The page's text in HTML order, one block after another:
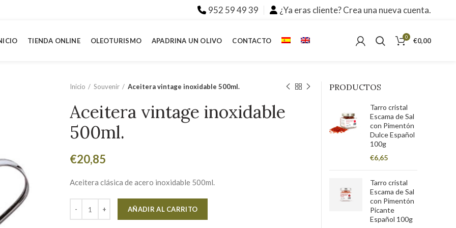
952 59 49 39 ¿Ya eras cliente? Crea una nueva cuenta.
TIENDA ONLINE OLEOTURISMO APADRINA UN OLIVO CONTACTO 0 €0,00
Inicio Souvenir Aceitera vintage inoxidable 500ml.
Aceitera vintage inoxidable
500ml.
€20,85
Aceitera clásica de acero inoxidable 500ml.
AÑADIR AL CARRITO
PRODUCTOS
Tarro cristal
Escama de Sal
con Pimentón
Dulce Español
100g
€6,65
Tarro cristal
Escama de Sal
con Pimentón
Picante
Español 100g